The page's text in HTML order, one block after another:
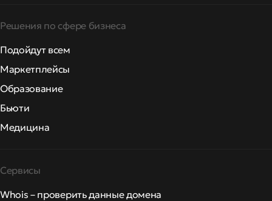
Решения по сфере бизнеса
Подойдут всем
Маркетплейсы
Образование
Бьюти
Медицина
Сервисы
Whois – проверить данные домена